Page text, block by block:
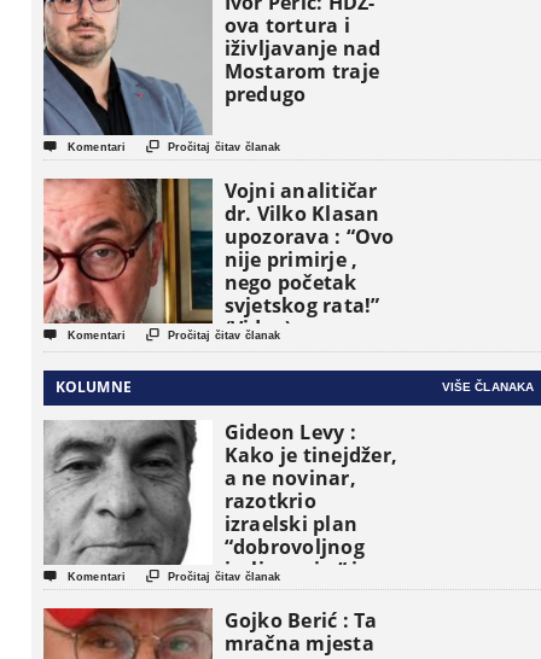
političke jedinice
ova tortura i
iživljavanje nad
Mostarom traje
predugo
 Komentari  Pročitaj čitav članak
Vojni analitičar
dr. Vilko Klasan
upozorava : “Ovo
nije primirje ,
nego početak
svjetskog rata!”
(Video)
 Komentari  Pročitaj čitav članak
KOLUMNE VIŠE ČLANAKA
Gideon Levy :
Kako je tinejdžer,
a ne novinar,
razotkrio
izraelski plan
“dobrovoljnog
iseljavanja ” iz
Gaze
 Komentari  Pročitaj čitav članak
Gojko Berić : Ta
mračna mjesta